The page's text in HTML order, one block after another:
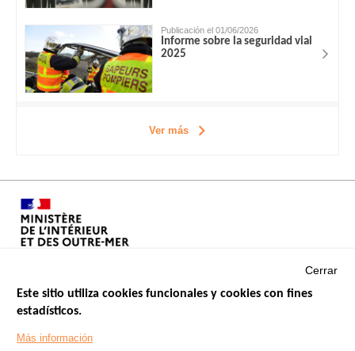
Publicación el 01/06/2026
Informe sobre la seguridad vial
2025
Ver más
Footer
Cerrar
Este sitio utiliza cookies funcionales y cookies con fines
estadísticos.
Más información